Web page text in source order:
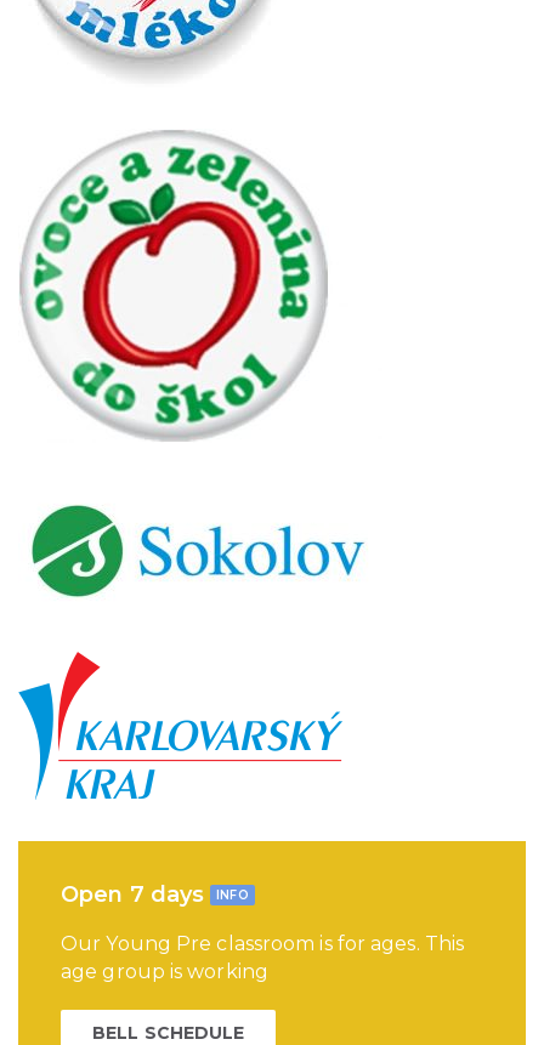
Open 7 days INFO
Our Young Pre classroom is for ages. This
age group is working
BELL SCHEDULE